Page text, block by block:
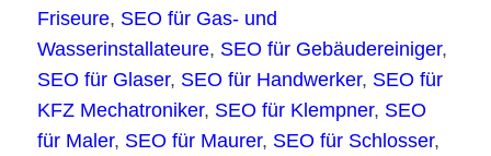
Friseure, SEO für Gas- und
Wasserinstallateure, SEO für Gebäudereiniger,
SEO für Glaser, SEO für Handwerker, SEO für
KFZ Mechatroniker, SEO für Klempner, SEO
für Maler, SEO für Maurer, SEO für Schlosser,